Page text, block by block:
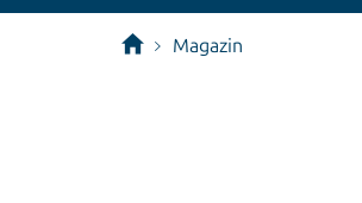
Magazin